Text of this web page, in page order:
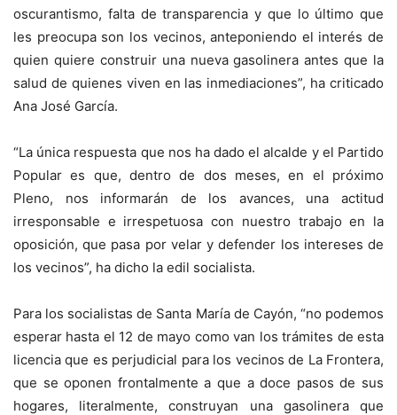
oscurantismo, falta de transparencia y que lo último que
les preocupa son los vecinos, anteponiendo el interés de
quien quiere construir una nueva gasolinera antes que la
salud de quienes viven en las inmediaciones”, ha criticado
Ana José García.
“La única respuesta que nos ha dado el alcalde y el Partido
Popular es que, dentro de dos meses, en el próximo
Pleno, nos informarán de los avances, una actitud
irresponsable e irrespetuosa con nuestro trabajo en la
oposición, que pasa por velar y defender los intereses de
los vecinos”, ha dicho la edil socialista.
Para los socialistas de Santa María de Cayón, “no podemos
esperar hasta el 12 de mayo como van los trámites de esta
licencia que es perjudicial para los vecinos de La Frontera,
que se oponen frontalmente a que a doce pasos de sus
hogares, literalmente, construyan una gasolinera que